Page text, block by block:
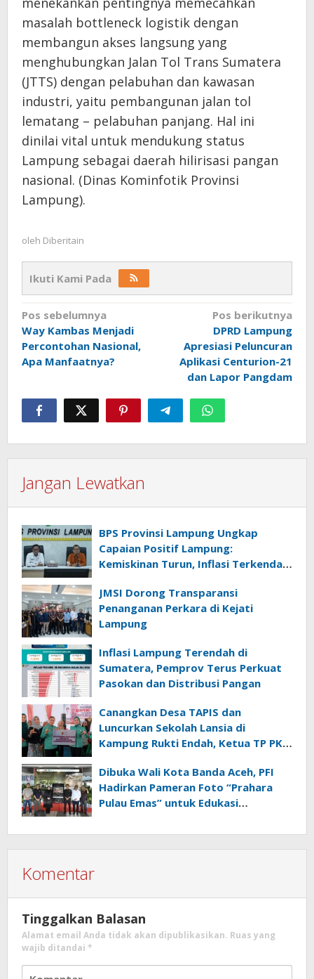
masalah bottleneck logistik dengan
membangun akses langsung yang
menghubungkan Jalan Tol Trans Sumatera
(JTTS) dengan pelabuhan dan kawasan
industri, yaitu pembangunan jalan tol
lematang – pelabuhan panjang. Hal ini
dinilai vital untuk mendukung status
Lampung sebagai daerah hilirisasi pangan
nasional. (Dinas Kominfotik Provinsi
Lampung).
oleh Diberitain
Ikuti Kami Pada
Navigasi
pos
Pos sebelumnya
Way Kambas Menjadi
Percontohan Nasional,
Apa Manfaatnya?
Pos berikutnya
DPRD Lampung
Apresiasi Peluncuran
Aplikasi Centurion-21
dan Lapor Pangdam
Jangan Lewatkan
BPS Provinsi Lampung Ungkap
Capaian Positif Lampung:
Kemiskinan Turun, Inflasi Terkendali,
JMSI Dorong Transparansi
Penanganan Perkara di Kejati
Lampung
Inflasi Lampung Terendah di
Sumatera, Pemprov Terus Perkuat
Pasokan dan Distribusi Pangan
Canangkan Desa TAPIS dan
Luncurkan Sekolah Lansia di
Kampung Rukti Endah, Ketua TP PKK
SDM Dimulai dari Desa
Dibuka Wali Kota Banda Aceh, PFI
Hadirkan Pameran Foto “Prahara
Pulau Emas” untuk Edukasi
Komentar
Tinggalkan Balasan
Alamat email Anda tidak akan dipublikasikan. Ruas yang
wajib ditandai *